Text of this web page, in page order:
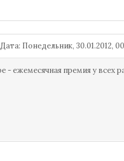
Дата: Понедельник, 30.01.2012,
- ежемесячная премия у всех